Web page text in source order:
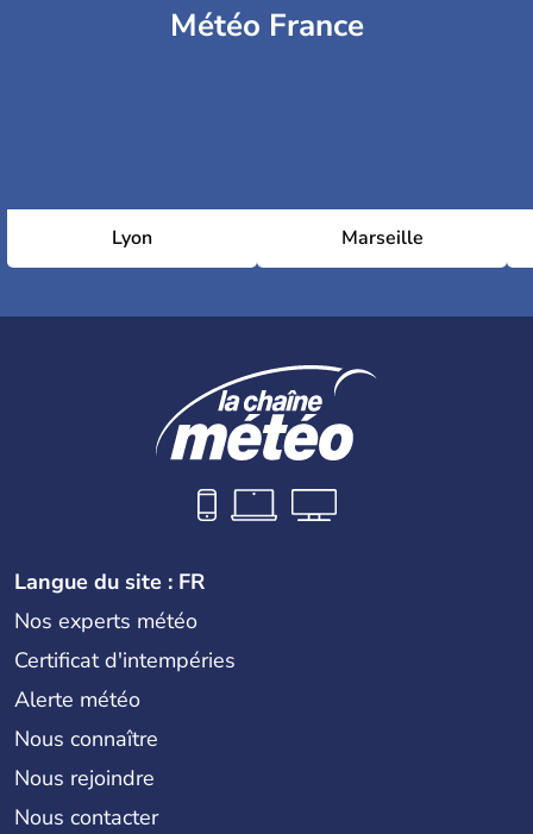
Météo France
Lyon Marseille
Langue du site : FR
Nos experts météo
Certificat d'intempéries
Alerte météo
Nous connaître
Nous rejoindre
Nous contacter